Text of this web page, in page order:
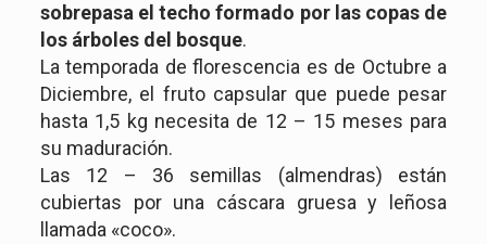
sobrepasa el techo formado por las copas de
los árboles del bosque.
La temporada de florescencia es de Octubre a
Diciembre, el fruto capsular que puede pesar
hasta 1,5 kg necesita de 12 – 15 meses para
su maduración.
Las 12 – 36 semillas (almendras) están
cubiertas por una cáscara gruesa y leñosa
llamada «coco».